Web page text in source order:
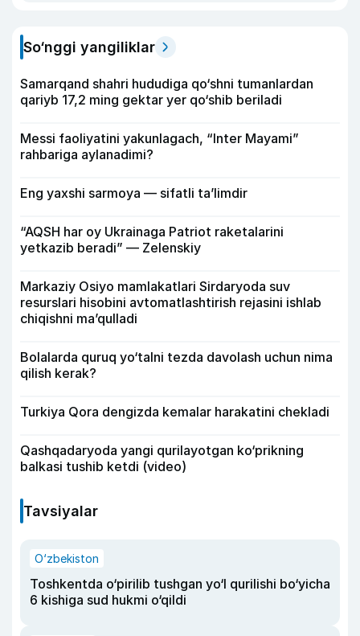
So‘nggi yangiliklar
Samarqand shahri hududiga qo‘shni tumanlardan
qariyb 17,2 ming gektar yer qo‘shib beriladi
Messi faoliyatini yakunlagach, “Inter Mayami”
rahbariga aylanadimi?
Eng yaxshi sarmoya — sifatli ta’limdir
“AQSH har oy Ukrainaga Patriot raketalarini
yetkazib beradi” — Zelenskiy
Markaziy Osiyo mamlakatlari Sirdaryoda suv
resurslari hisobini avtomatlashtirish rejasini ishlab
chiqishni ma’qulladi
Bolalarda quruq yo‘talni tezda davolash uchun nima
qilish kerak?
Turkiya Qora dengizda kemalar harakatini chekladi
Qashqadaryoda yangi qurilayotgan ko‘prikning
balkasi tushib ketdi (video)
Tavsiyalar
O‘zbekiston
Toshkentda o‘pirilib tushgan yo‘l qurilishi bo‘yicha
6 kishiga sud hukmi o‘qildi